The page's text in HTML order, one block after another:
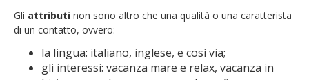
Gli attributi non sono altro che una qualità o una caratterista
di un contatto, ovvero:
la lingua: italiano, inglese, e così via;
gli interessi: vacanza mare e relax, vacanza in